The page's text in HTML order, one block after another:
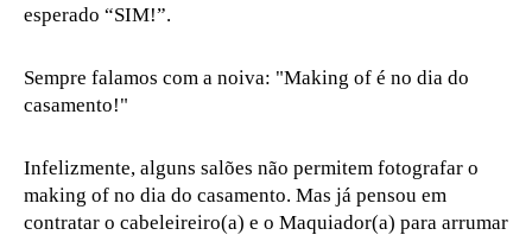
esperado “SIM!”.
Sempre falamos com a noiva: "Making of é no dia do
casamento!"
Infelizmente, alguns salões não permitem fotografar o
making of no dia do casamento. Mas já pensou em
contratar o cabeleireiro(a) e o Maquiador(a) para arrumar